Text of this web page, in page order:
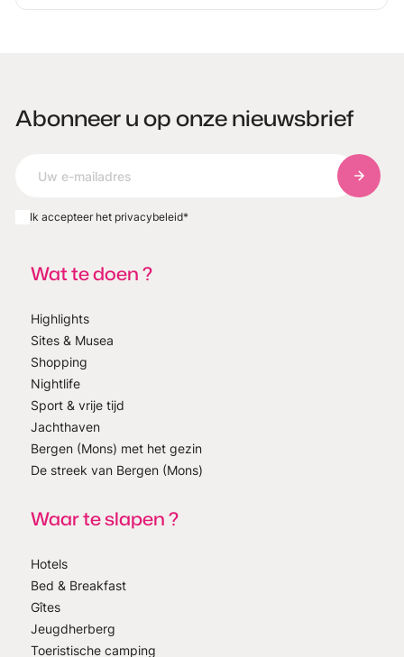
Abonneer u op onze nieuwsbrief
Ik accepteer het privacybeleid*
Wat te doen ?
Highlights
Sites & Musea
Shopping
Nightlife
Sport & vrije tijd
Jachthaven
Bergen (Mons) met het gezin
De streek van Bergen (Mons)
Waar te slapen ?
Hotels
Bed & Breakfast
Gîtes
Jeugdherberg
Toeristische camping